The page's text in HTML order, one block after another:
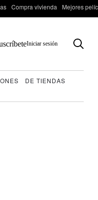
Compra vivienda Mejores
Iniciar sesión
DE TIENDAS